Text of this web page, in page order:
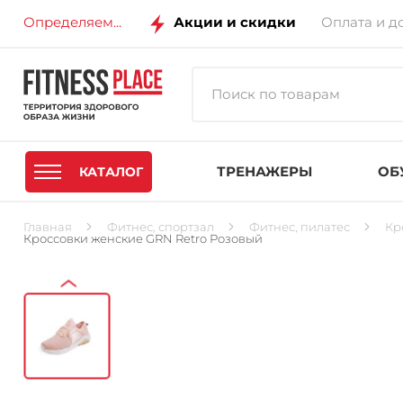
Определяем... Акции и скидки Оплата и
КАТАЛОГ ТРЕНАЖЕРЫ
Главная Фитнес, спортзал Фитнес, пилатес
Кроссовки женские GRN Retro Розовый
‹